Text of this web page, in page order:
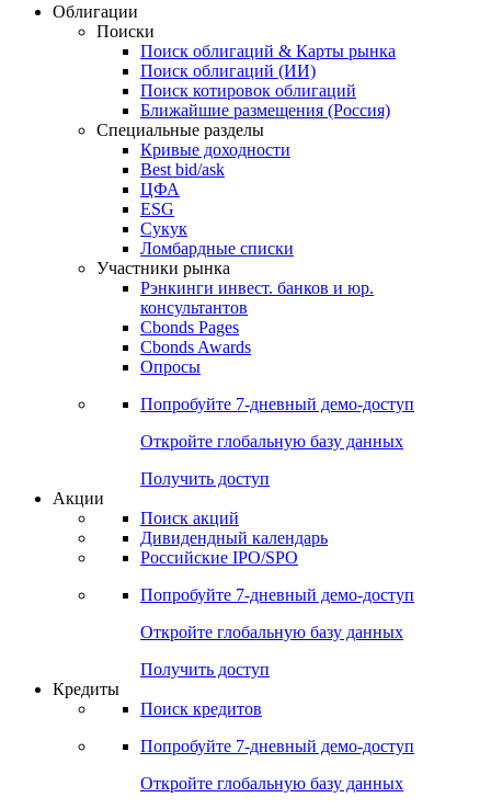
Облигации
Поиски
Поиск облигаций & Карты рынка
Поиск облигаций (ИИ)
Поиск котировок облигаций
Ближайшие размещения (Россия)
Специальные разделы
Кривые доходности
Best bid/ask
ЦФА
ESG
Сукук
Ломбардные списки
Участники рынка
Рэнкинги инвест. банков и юр.
консультантов
Cbonds Pages
Cbonds Awards
Опросы
Попробуйте 7-дневный демо-доступ
Откройте глобальную базу данных
Получить доступ
Акции
Поиск акций
Дивидендный календарь
Российские IPO/SPO
Попробуйте 7-дневный демо-доступ
Откройте глобальную базу данных
Получить доступ
Кредиты
Поиск кредитов
Попробуйте 7-дневный демо-доступ
Откройте глобальную базу данных